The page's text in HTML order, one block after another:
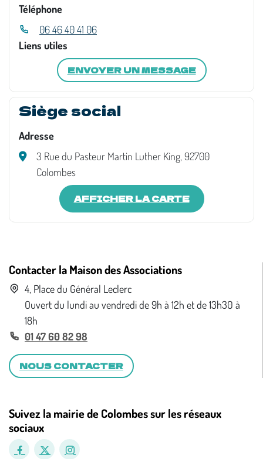
Téléphone
06 46 40 41 06
Liens utiles
ENVOYER UN MESSAGE
Siège social
Adresse
3 Rue du Pasteur Martin Luther King, 92700
Colombes
AFFICHER LA CARTE
Contacter la Maison des Associations
4, Place du Général Leclerc
Ouvert du lundi au vendredi de 9h à 12h et de 13h30 à
18h
01 47 60 82 98
NOUS CONTACTER
Suivez la mairie de Colombes sur les réseaux
sociaux